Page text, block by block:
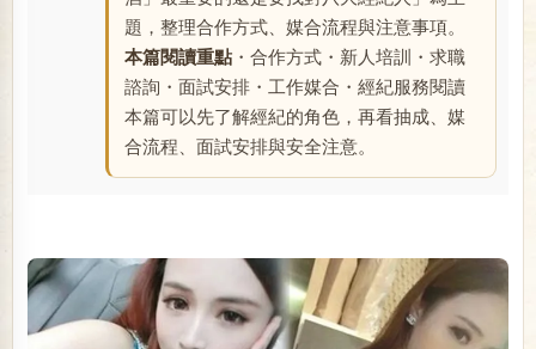
題，整理合作方式、媒合流程與注意事項。
本篇閱讀重點 ・合作方式・新人培訓・求職
諮詢・面試安排・工作媒合・經紀服務閱讀
本篇可以先了解經紀的角色，再看抽成、媒
合流程、面試安排與安全注意。